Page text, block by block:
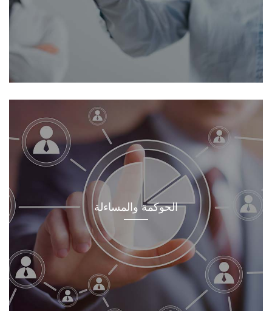
الحوكمة والمساءلة